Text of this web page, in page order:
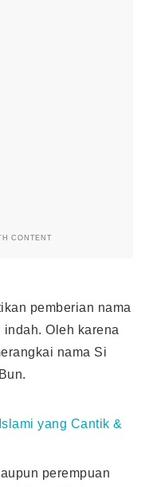
CONTENT
pemberian nama
Oleh karena
nama Si
yang Cantik &
perempuan